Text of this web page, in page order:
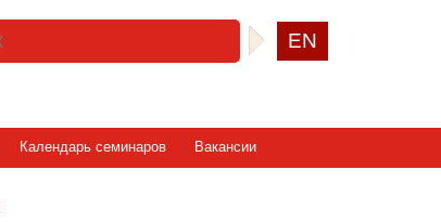
EN
Календарь семинаров Вакансии